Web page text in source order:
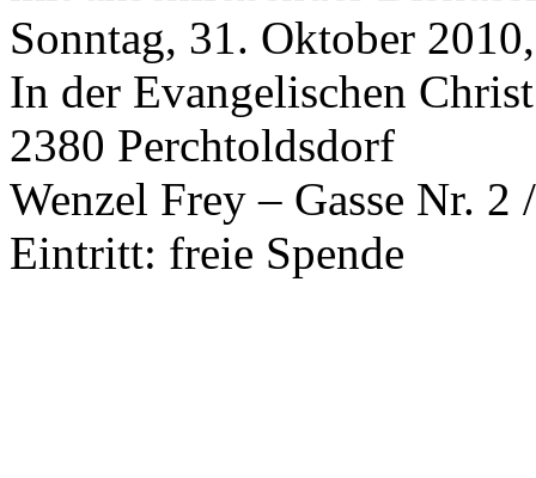
Sonntag, 31. Oktober
In der Evangelischen
2380 Perchtoldsdorf
Wenzel Frey – Gasse Nr. 2
Eintritt: freie Spende